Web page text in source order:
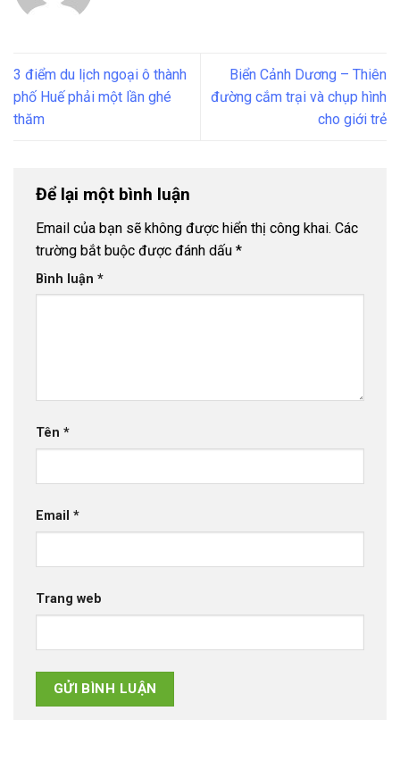
3 điểm du lịch ngoại ô thành
phố Huế phải một lần ghé
thăm
Biển Cảnh Dương – Thiên
đường cắm trại và chụp hình
cho giới trẻ
Để lại một bình luận
Email của bạn sẽ không được hiển thị công khai. Các
trường bắt buộc được đánh dấu *
Bình luận *
Tên *
Email *
Trang web